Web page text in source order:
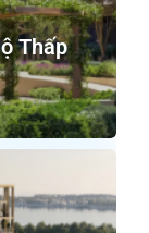
Thấp